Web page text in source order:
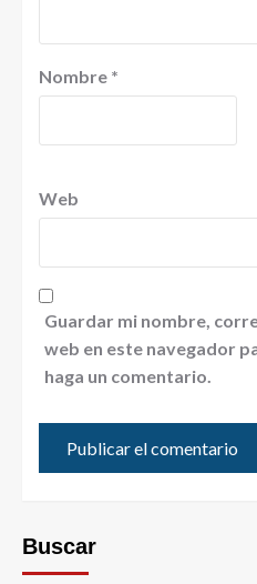
Nombre *
Web
Guardar mi nombre,
web en este navegador
haga un comentario.
Buscar